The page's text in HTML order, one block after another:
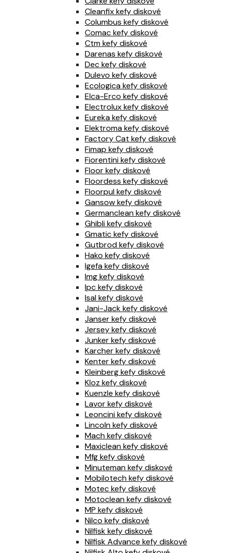
Cleanfix kefy diskové
Columbus kefy diskové
Comac kefy diskové
Ctm kefy diskové
Darenas kefy diskové
Dec kefy diskové
Dulevo kefy diskové
Ecologica kefy diskové
Elca-Erco kefy diskové
Electrolux kefy diskové
Eureka kefy diskové
Elektroma kefy diskové
Factory Cat kefy diskové
Fimap kefy diskové
Fiorentini kefy diskové
Floor kefy diskové
Floordess kefy diskové
Floorpul kefy diskové
Gansow kefy diskové
Germanclean kefy diskové
Ghibli kefy diskové
Gmatic kefy diskové
Gutbrod kefy diskové
Hako kefy diskové
Igefa kefy diskové
Img kefy diskové
Ipc kefy diskové
Isal kefy diskové
Jani-Jack kefy diskové
Janser kefy diskové
Jersey kefy diskové
Junker kefy diskové
Karcher kefy diskové
Kenter kefy diskové
Kleinberg kefy diskové
Kloz kefy diskové
Kuenzle kefy diskové
Lavor kefy diskové
Leoncini kefy diskové
Lincoln kefy diskové
Mach kefy diskové
Maxiclean kefy diskové
Mfg kefy diskové
Minuteman kefy diskové
Mobilotech kefy diskové
Motec kefy diskové
Motoclean kefy diskové
MP kefy diskové
Nilco kefy diskové
Nilfisk kefy diskové
Nilfisk Advance kefy diskové